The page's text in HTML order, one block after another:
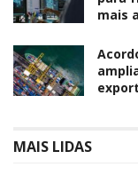
mais
MAIS LIDAS